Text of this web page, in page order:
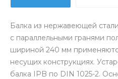
Балка из нержавеющей
с параллельными гранями
шириной 240 мм
несущих конструкциях.
балка IPB по DIN 1025-2.